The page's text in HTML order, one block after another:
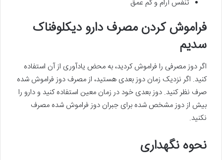
تنفس آرام و کم عمق
فراموش کردن مصرف دارو دیکلوفناک
سدیم
اگر دوز مصرفی را فراموش کردید، به محض یادآوری از آن استفاده
کنید. اگر نزدیک زمان دوز بعدی هستید، از مصرف دوز فراموش شده
صرف نظر کنید. دوز بعدی خود در زمان معین استفاده کنید و دارو را
بیش از دوز مشخص شده برای جبران دوز فراموش شده مصرف
نکنید.
نحوه نگهداری